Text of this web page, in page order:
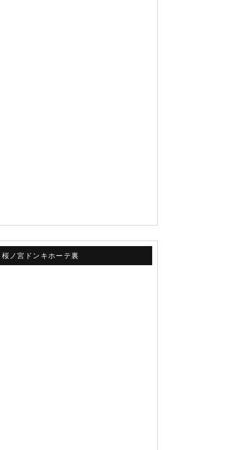
ノ宮ドンキホーテ裏